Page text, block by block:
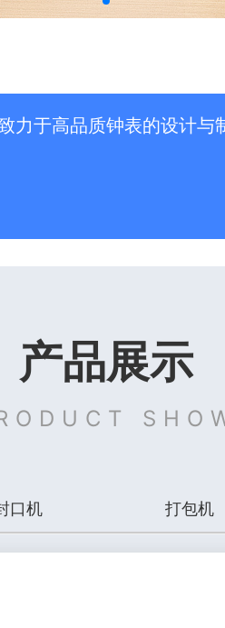
力于高品质钟表的设计
产品展示
口机 打包机